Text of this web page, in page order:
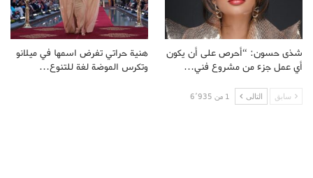
شذى حسون: “أحرص على أن يكون
أي عمل جزء من مشروع فني…
هنية حراتي تفرض اسمها في ميلانو
وتكرس الموضة لغة للتنوع…
سابق التالى 1 من 6٬935